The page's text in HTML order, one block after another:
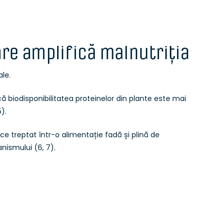
amplifică malnutriția
biodisponibilitatea proteinelor din plante este mai
treptat într-o alimentație fadă și plină de
(6, 7).